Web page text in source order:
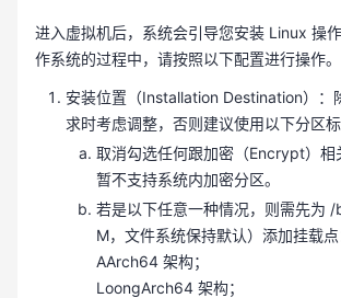
进入虚拟机后，系统会引导您安装 Linux 操
作系统的过程中，请按照以下配置进行操作。
安装位置（Installation Destination）：
求时考虑调整，否则建议使用以下分区标
取消勾选任何跟加密（Encrypt）相
暂不支持系统内加密分区。
若是以下任意一种情况，则需先为
M，文件系统保持默认）添加挂载点
AArch64 架构；
LoongArch64 架构；